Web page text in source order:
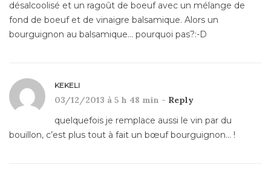
désalcoolisé et un ragoût de boeuf avec un mélange de
fond de boeuf et de vinaigre balsamique. Alors un
bourguignon au balsamique… pourquoi pas?:-D
KEKELI
03/12/2013 à 5 h 48 min - Reply
quelquefois je remplace aussi le vin par du
bouillon, c’est plus tout à fait un bœuf bourguignon… !